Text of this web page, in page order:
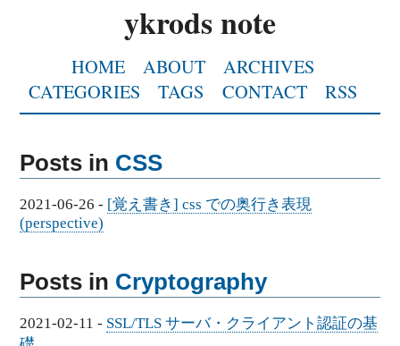
ykrods note
HOME ABOUT
ARCHIVES
CATEGORIES
TAGS CONTACT RSS
Posts in CSS
2021-06-26 - [覚え書き] css での奥行き表現
(perspective)
Posts in Cryptography
2021-02-11 - SSL/TLS サーバ・クライアント認証の基